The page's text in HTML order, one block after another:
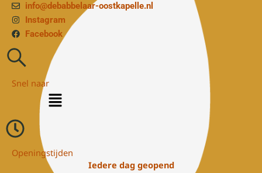
info@debabbelaar-oostkapelle.nl
Instagram
Facebook
Snel naar
Menu
Openingstijden
Iedere dag geopend